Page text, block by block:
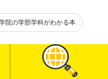
院の学部学科がわかる本